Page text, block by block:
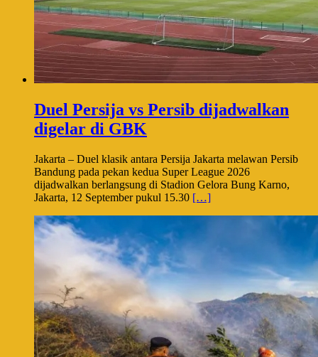
Duel Persija vs Persib dijadwalkan
digelar di GBK
Jakarta – Duel klasik antara Persija Jakarta melawan Persib
Bandung pada pekan kedua Super League 2026
dijadwalkan berlangsung di Stadion Gelora Bung Karno,
Jakarta, 12 September pukul 15.30 […]